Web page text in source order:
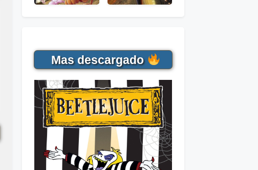
Mas descargado